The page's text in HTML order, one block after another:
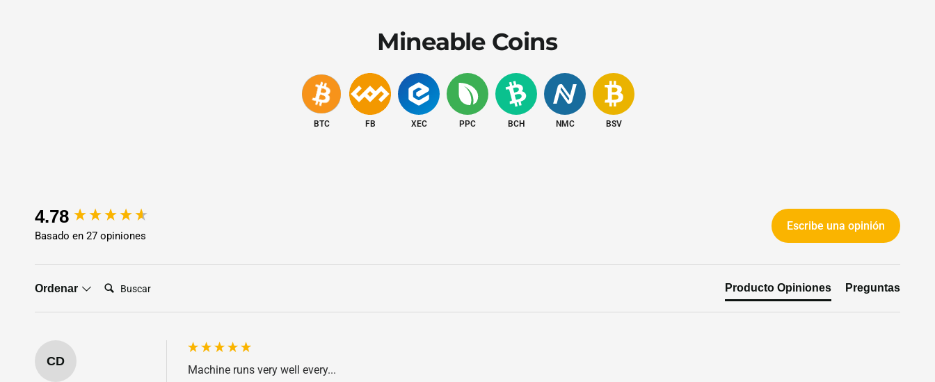
admitidas
Consumo
de energía
Mineable Coins
BTC FB XEC PPC BCH NMC BSV
4.78
Basado en 27 opiniones
Escribe una opinión
Ordenar Producto Opiniones Preguntas
CD
Machine runs very well every...
New content loaded